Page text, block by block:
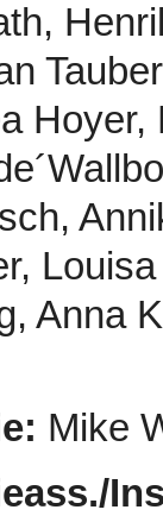
Anna
Mike